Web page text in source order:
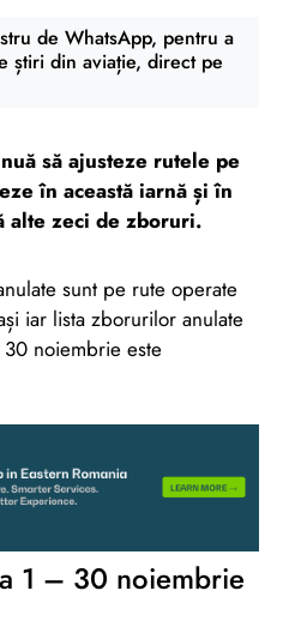
de WhatsApp, pentru a
știri din aviație, direct pe
să ajusteze rutele pe
în această iarnă și în
alte zeci de zboruri.
sunt pe rute operate
iar lista zborurilor anulate
noiembrie este
1 – 30 noiembrie